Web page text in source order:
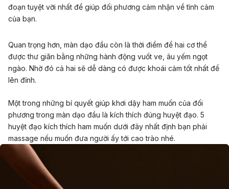
đoạn tuyệt vời nhất để giúp đối phương cảm nhận về tình cảm
của bạn.
Quan trọng hơn, màn dạo đầu còn là thời điểm để hai cơ thể
được thư giãn bằng những hành động vuốt ve, âu yếm ngọt
ngào. Nhờ đó cả hai sẽ dễ dàng có được khoái cảm tốt nhất để
lên đỉnh.
Một trong những bí quyết giúp khơi dậy ham muốn của đối
phương trong màn dạo đầu là kích thích đúng huyệt đạo. 5
huyệt đạo kích thích ham muốn dưới đây nhất định bạn phải
massage nếu muốn đưa người ấy tới cao trào nhé.